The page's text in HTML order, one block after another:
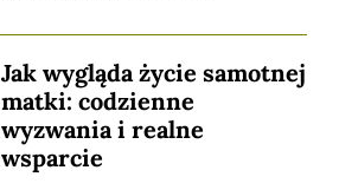
Jak wygląda życie samotnej
matki: codzienne
wyzwania i realne
wsparcie